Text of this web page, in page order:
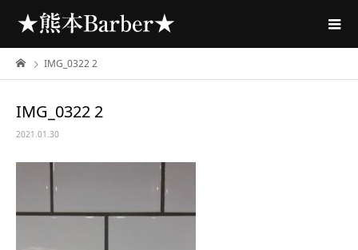
IMG_0322 2
IMG_0322 2
2021.01.30